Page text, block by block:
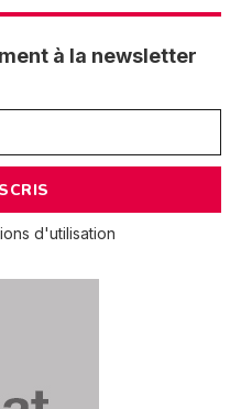
à la newsletter
d'utilisation